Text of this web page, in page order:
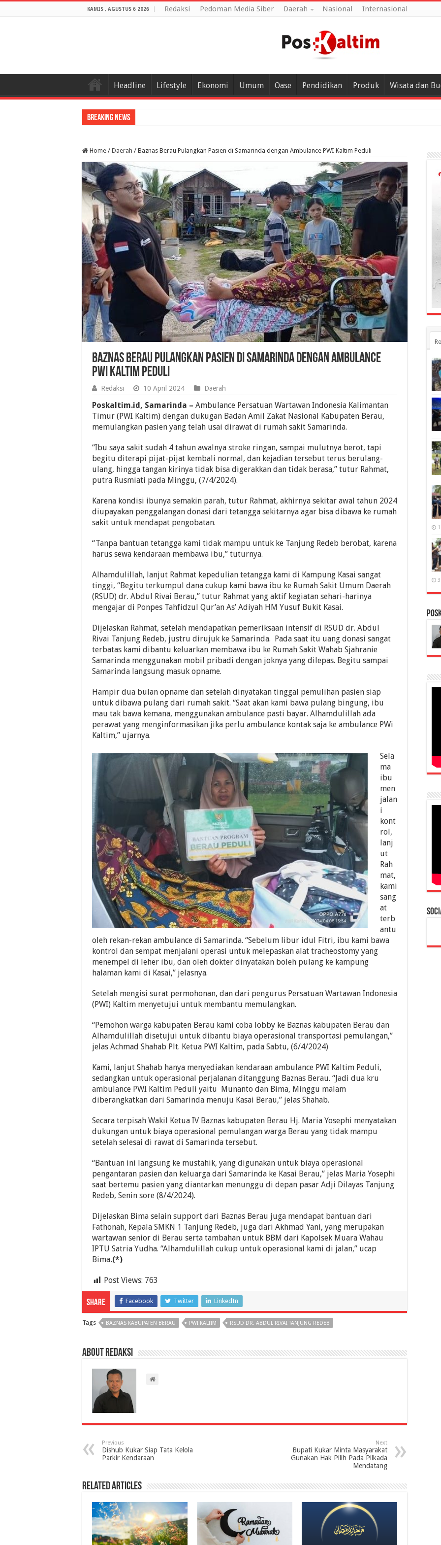
KAMIS , AGUSTUS 6 2026 Redaksi Pedoman Media Siber Daerah Nasional Internasional
Headline Lifestyle Ekonomi Umum Oase Pendidikan Produk Wisata dan
Breaking News
Home / Daerah / Baznas Berau Pulangkan Pasien di Samarinda dengan Ambulance PWI Kaltim Peduli
Baznas Berau Pulangkan Pasien di Samarinda dengan Ambulance
PWI Kaltim Peduli
Redaksi 10 April 2024 Daerah
Poskaltim.id, Samarinda – Ambulance Persatuan Wartawan Indonesia Kalimantan
Timur (PWI Kaltim) dengan dukugan Badan Amil Zakat Nasional Kabupaten Berau,
memulangkan pasien yang telah usai dirawat di rumah sakit Samarinda.
“Ibu saya sakit sudah 4 tahun awalnya stroke ringan, sampai mulutnya berot, tapi
begitu diterapi pijat-pijat kembali normal, dan kejadian tersebut terus berulang-
ulang, hingga tangan kirinya tidak bisa digerakkan dan tidak berasa,” tutur Rahmat,
putra Rusmiati pada Minggu, (7/4/2024).
Karena kondisi ibunya semakin parah, tutur Rahmat, akhirnya sekitar awal tahun 2024
diupayakan penggalangan donasi dari tetangga sekitarnya agar bisa dibawa ke rumah
sakit untuk mendapat pengobatan.
“Tanpa bantuan tetangga kami tidak mampu untuk ke Tanjung Redeb berobat, karena
harus sewa kendaraan membawa ibu,” tuturnya.
Alhamdulillah, lanjut Rahmat kepedulian tetangga kami di Kampung Kasai sangat
tinggi, “Begitu terkumpul dana cukup kami bawa ibu ke Rumah Sakit Umum Daerah
(RSUD) dr. Abdul Rivai Berau,” tutur Rahmat yang aktif kegiatan sehari-harinya
mengajar di Ponpes Tahfidzul Qur’an As’ Adiyah HM Yusuf Bukit Kasai.
Dijelaskan Rahmat, setelah mendapatkan pemeriksaan intensif di RSUD dr. Abdul
Rivai Tanjung Redeb, justru dirujuk ke Samarinda. Pada saat itu uang donasi sangat
terbatas kami dibantu keluarkan membawa ibu ke Rumah Sakit Wahab Sjahranie
Samarinda menggunakan mobil pribadi dengan joknya yang dilepas. Begitu sampai
Samarinda langsung masuk opname.
Hampir dua bulan opname dan setelah dinyatakan tinggal pemulihan pasien siap
untuk dibawa pulang dari rumah sakit. “Saat akan kami bawa pulang bingung, ibu
mau tak bawa kemana, menggunakan ambulance pasti bayar. Alhamdulillah ada
perawat yang menginformasikan jika perlu ambulance kontak saja ke ambulance PWi
Kaltim,” ujarnya.
Sela
ma
ibu
men
jalan
i
kont
rol,
lanj
ut
Rah
mat,
kami
sang
at
terb
antu
oleh rekan-rekan ambulance di Samarinda. “Sebelum libur idul Fitri, ibu kami bawa
kontrol dan sempat menjalani operasi untuk melepaskan alat tracheostomy yang
menempel di leher ibu, dan oleh dokter dinyatakan boleh pulang ke kampung
halaman kami di Kasai,” jelasnya.
Setelah mengisi surat permohonan, dan dari pengurus Persatuan Wartawan Indonesia
(PWI) Kaltim menyetujui untuk membantu memulangkan.
“Pemohon warga kabupaten Berau kami coba lobby ke Baznas kabupaten Berau dan
Alhamdulillah disetujui untuk dibantu biaya operasional transportasi pemulangan,”
jelas Achmad Shahab Plt. Ketua PWI Kaltim, pada Sabtu, (6/4/2024)
Kami, lanjut Shahab hanya menyediakan kendaraan ambulance PWI Kaltim Peduli,
sedangkan untuk operasional perjalanan ditanggung Baznas Berau. “Jadi dua kru
ambulance PWI Kaltim Peduli yaitu Munanto dan Bima, Minggu malam
diberangkatkan dari Samarinda menuju Kasai Berau,” jelas Shahab.
Secara terpisah Wakil Ketua IV Baznas kabupaten Berau Hj. Maria Yosephi menyatakan
dukungan untuk biaya operasional pemulangan warga Berau yang tidak mampu
setelah selesai di rawat di Samarinda tersebut.
“Bantuan ini langsung ke mustahik, yang digunakan untuk biaya operasional
pengantaran pasien dan keluarga dari Samarinda ke Kasai Berau,” jelas Maria Yosephi
saat bertemu pasien yang diantarkan menunggu di depan pasar Adji Dilayas Tanjung
Redeb, Senin sore (8/4/2024).
Dijelaskan Bima selain support dari Baznas Berau juga mendapat bantuan dari
Fathonah, Kepala SMKN 1 Tanjung Redeb, juga dari Akhmad Yani, yang merupakan
wartawan senior di Berau serta tambahan untuk BBM dari Kapolsek Muara Wahau
IPTU Satria Yudha. “Alhamdulillah cukup untuk operasional kami di jalan,” ucap
Bima.(*)
Post Views: 763
Share Facebook Twitter LinkedIn
Tags BAZNAS KABUPATEN BERAU PWI KALTIM RSUD DR. ABDUL RIVAI TANJUNG REDEB
About Redaksi
Previous
Dishub Kukar Siap Tata Kelola
Parkir Kendaraan
Next
Bupati Kukar Minta Masyarakat
Gunakan Hak Pilih Pada Pilkada
Mendatang
Related Articles